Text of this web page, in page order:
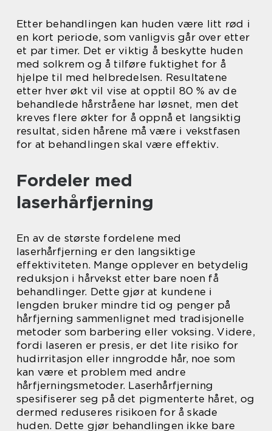
Etter behandlingen kan huden være litt rød i
en kort periode, som vanligvis går over etter
et par timer. Det er viktig å beskytte huden
med solkrem og å tilføre fuktighet for å
hjelpe til med helbredelsen. Resultatene
etter hver økt vil vise at opptil 80 % av de
behandlede hårstråene har løsnet, men det
kreves flere økter for å oppnå et langsiktig
resultat, siden hårene må være i vekstfasen
for at behandlingen skal være effektiv.
Fordeler med
laserhårfjerning
En av de største fordelene med
laserhårfjerning er den langsiktige
effektiviteten. Mange opplever en betydelig
reduksjon i hårvekst etter bare noen få
behandlinger. Dette gjør at kundene i
lengden bruker mindre tid og penger på
hårfjerning sammenlignet med tradisjonelle
metoder som barbering eller voksing. Videre,
fordi laseren er presis, er det lite risiko for
hudirritasjon eller inngrodde hår, noe som
kan være et problem med andre
hårfjerningsmetoder. Laserhårfjerning
spesifiserer seg på det pigmenterte håret, og
dermed reduseres risikoen for å skade
huden. Dette gjør behandlingen ikke bare